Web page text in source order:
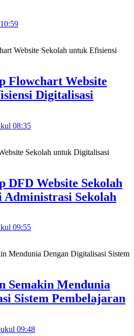
Flowchart Website
Digitalisasi
08:35
DFD Website Sekolah
Sekolah
09:55
Semakin Mendunia
Sistem Pembelajaran
09:48